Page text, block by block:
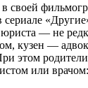
своей
сериале
— не
кузен —
этом
или